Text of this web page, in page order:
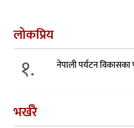
लोकप्रिय
१. नेपाली पर्यटन विकासका
भर्खरै